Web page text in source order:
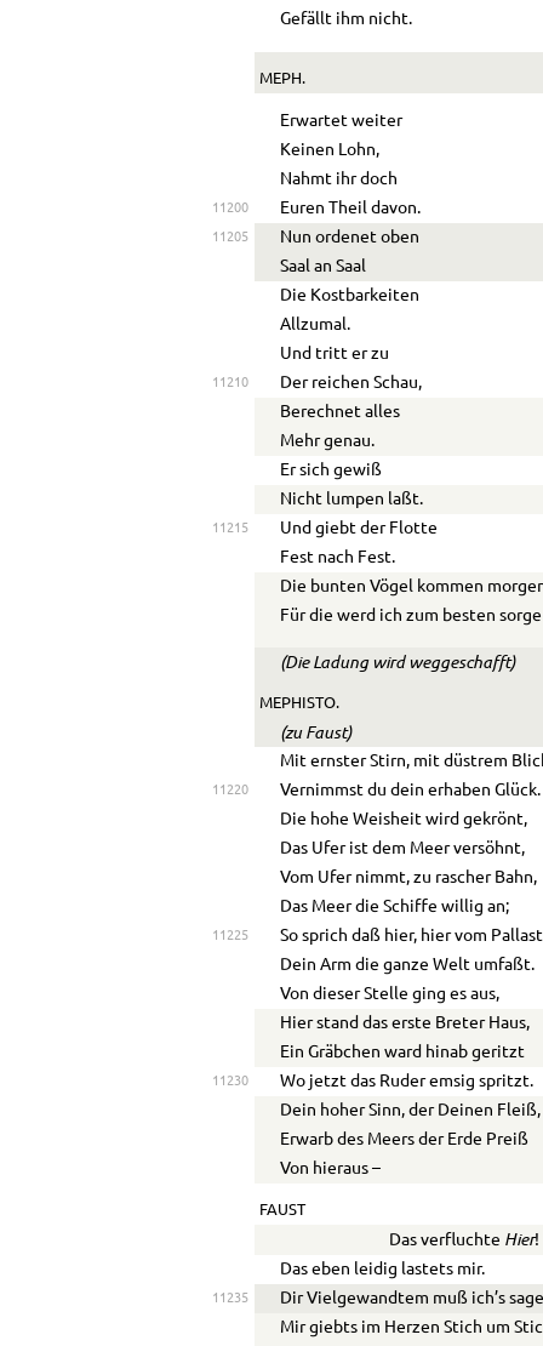
Gefällt ihm nicht.
MEPH.
Erwartet weiter
Keinen Lohn,
Nahmt ihr doch
11200 Euren Theil davon.
11205
Nun ordenet oben
Saal an Saal
Die Kostbarkeiten
Allzumal.
Und tritt er zu
11210
Der reichen Schau,
Berechnet alles
Mehr genau.
Er sich gewiß
Nicht lumpen laßt.
11215
Und giebt der Flotte
Fest nach Fest.
Die bunten Vögel kommen
Für die werd ich zum besten
(Die Ladung wird weggeschafft)
MEPHISTO.
(zu Faust)
Mit ernster Stirn, mit düstrem
11220
Vernimmst du dein erhaben Glück.
Die hohe Weisheit wird gekrönt,
Das Ufer ist dem Meer versöhnt,
Vom Ufer nimmt, zu rascher Bahn,
Das Meer die Schiffe willig an;
11225
So sprich daß hier, hier vom Pallast
Dein Arm die ganze Welt umfaßt.
Von dieser Stelle ging es aus,
Hier stand das erste Breter Haus,
Ein Gräbchen ward hinab geritzt
11230
Wo jetzt das Ruder emsig spritzt.
Dein hoher Sinn, der Deinen Fleiß,
Erwarb des Meers der Erde Preiß
Von hieraus –
FAUST
Das verfluchte Hier!
Das eben leidig lastets mir.
11235
Dir Vielgewandtem muß ich’s
Mir giebts im Herzen Stich um